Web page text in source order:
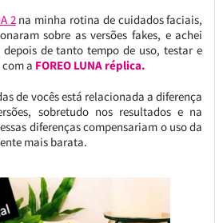
2na minha rotina de cuidados faciais,
sobre as versões fakes, e achei
depois de tanto tempo de uso, testar e
a FOREO LUNA réplica.
de vocês está relacionada a diferença
sobretudo nos resultados e na
diferenças compensariam o uso da
mais barata.